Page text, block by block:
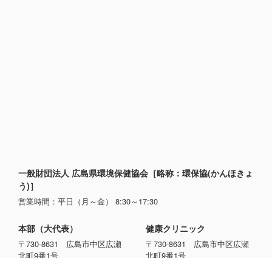
一般財団法人 広島県環境保健協会［略称：環保協(かんほきょ
う)］
営業時間：平日（月～金） 8:30～17:30
本部（大代表）
〒730-8631 広島市中区広瀬
北町9番1号
健康クリニック
〒730-8631 広島市中区広瀬
北町9番1号